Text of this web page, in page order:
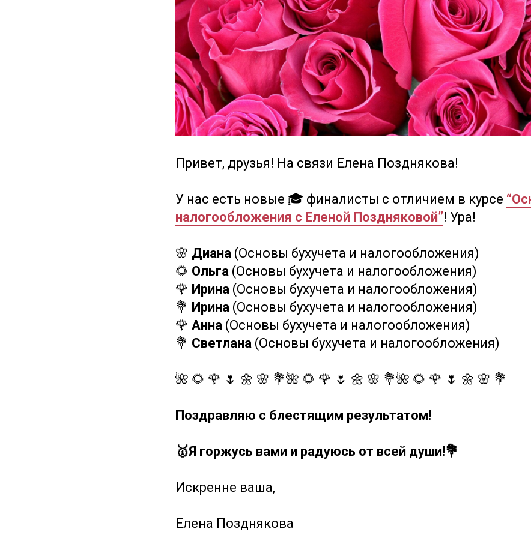
Привет, друзья! На связи Елена Позднякова!
У нас есть новые 🎓 финалисты с отличием в курсе
налогообложения с Еленой Поздняковой”! Ура!
🌸 Диана (Основы бухучета и налогообложения)
🌻 Ольга (Основы бухучета и налогообложения)
🌹 Ирина (Основы бухучета и налогообложения)
💐 Ирина (Основы бухучета и налогообложения)
🌹 Анна (Основы бухучета и налогообложения)
💐 Светлана (Основы бухучета и налогообложения)
🌺 🌻 🌹 🌷 🌼 🌸 💐🌺 🌻 🌹 🌷 🌼 🌸 💐🌺 🌻 🌹 🌷 🌼 🌸 💐
Поздравляю с блестящим результатом!
🥇Я горжусь вами и радуюсь от всей души!💐
Искренне ваша,
Елена Позднякова